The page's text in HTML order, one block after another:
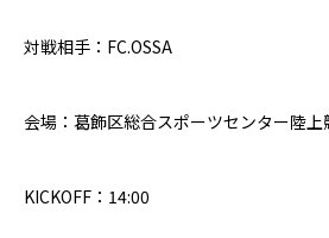
対戦相手：FC.OSSA
会場：葛飾区総合スポーツセンター陸上
KICKOFF： 14:00